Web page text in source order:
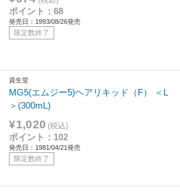
ポイント：68
発売日：1993/08/26発売
限定数終了
資生堂
MG5(エムジー5)ヘアリキッド（F） ＜L
＞(300mL)
¥1,020 (税込)
ポイント：102
発売日：1981/04/21発売
限定数終了